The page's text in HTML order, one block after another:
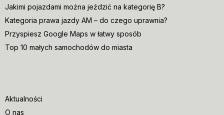
Jakimi pojazdami można jeździć na kategorię B?
Kategoria prawa jazdy AM – do czego uprawnia?
Przyspiesz Google Maps w łatwy sposób
Top 10 małych samochodów do miasta
Aktualności
O nas